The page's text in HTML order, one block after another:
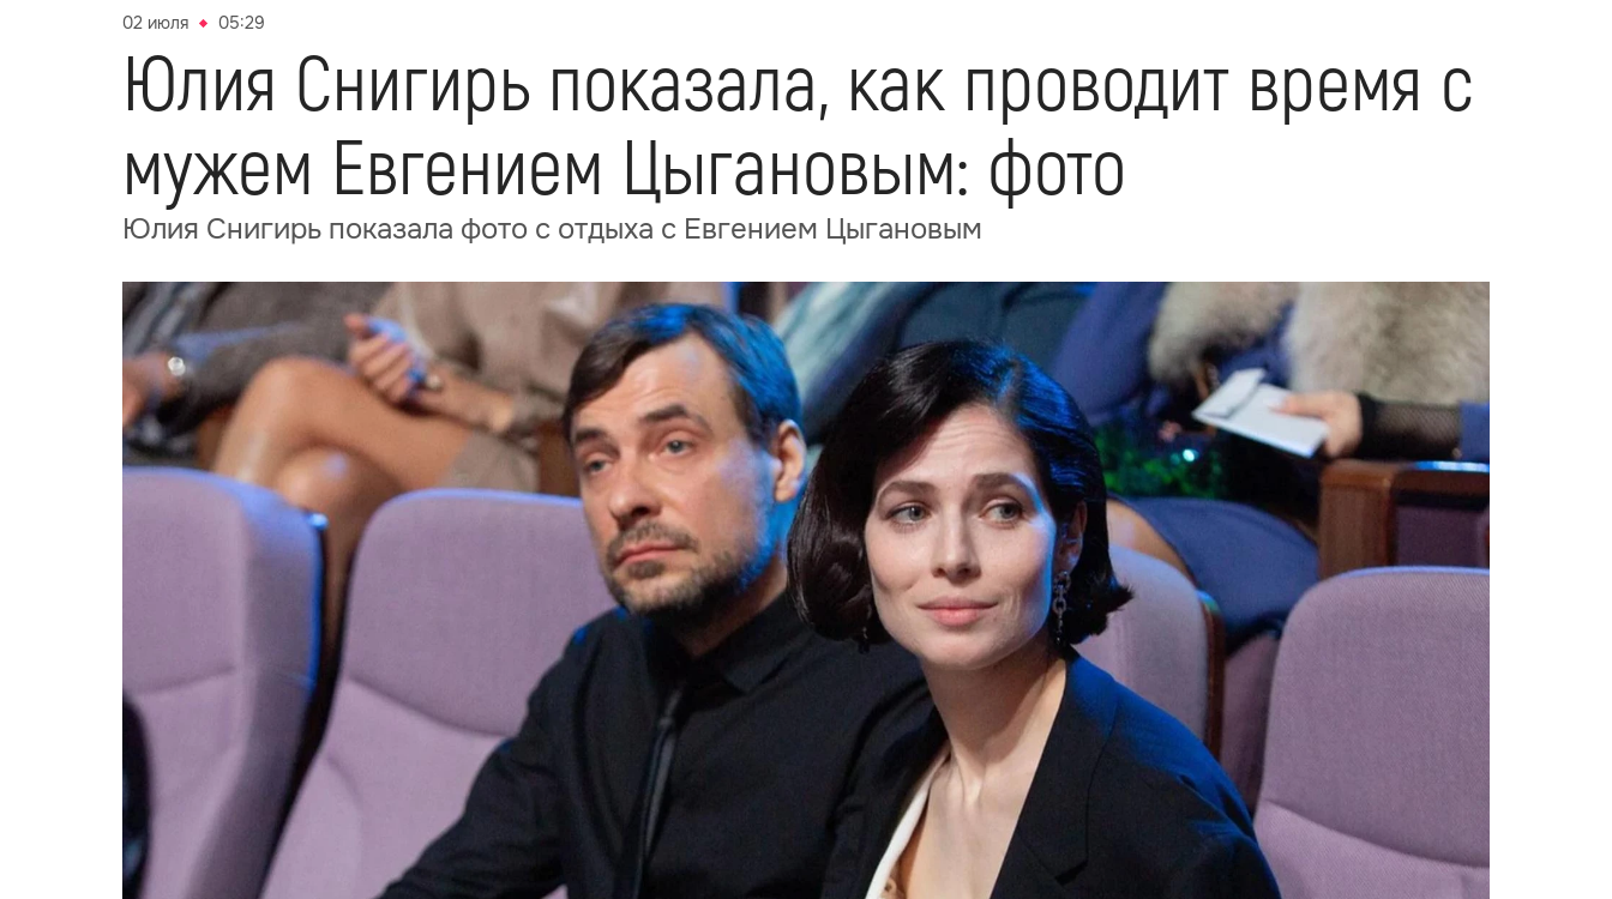
02 июля 05:29
Юлия Снигирь показала, как проводит время с
мужем Евгением Цыгановым: фото
Юлия Снигирь показала фото с отдыха с Евгением Цыгановым